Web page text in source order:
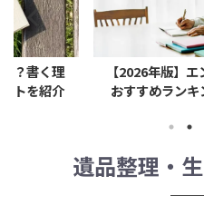
グノート
！選び方
エンディングノ
ている？ダイソ
遺品整理・